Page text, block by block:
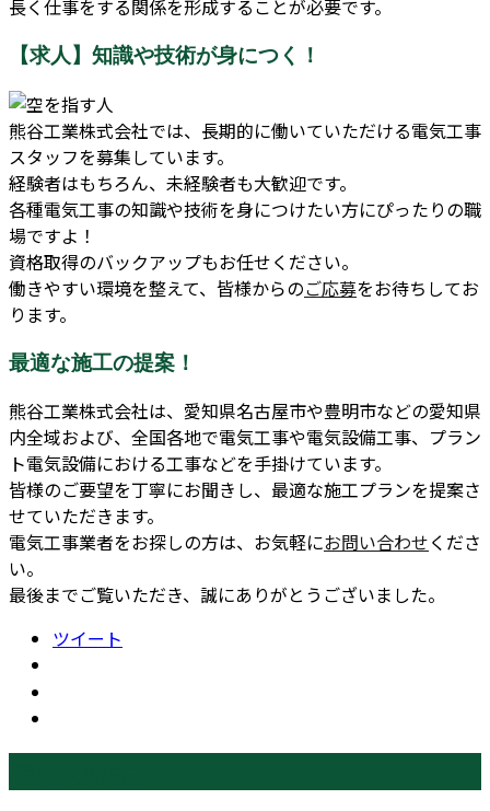
長く仕事をする関係を形成することが必要です。
【求人】知識や技術が身につく！
熊谷工業株式会社では、長期的に働いていただける電気工事
スタッフを募集しています。
経験者はもちろん、未経験者も大歓迎です。
各種電気工事の知識や技術を身につけたい方にぴったりの職
場ですよ！
資格取得のバックアップもお任せください。
働きやすい環境を整えて、皆様からのご応募をお待ちしてお
ります。
最適な施工の提案！
熊谷工業株式会社は、愛知県名古屋市や豊明市などの愛知県
内全域および、全国各地で電気工事や電気設備工事、プラン
ト電気設備における工事などを手掛けています。
皆様のご要望を丁寧にお聞きし、最適な施工プランを提案さ
せていただきます。
電気工事業者をお探しの方は、お気軽にお問い合わせくださ
い。
最後までご覧いただき、誠にありがとうございました。
ツイート